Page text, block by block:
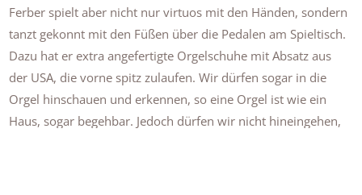
Ferber spielt aber nicht nur virtuos mit den Händen, sondern
tanzt gekonnt mit den Füßen über die Pedalen am Spieltisch.
Dazu hat er extra angefertigte Orgelschuhe mit Absatz aus
der USA, die vorne spitz zulaufen. Wir dürfen sogar in die
Orgel hinschauen und erkennen, so eine Orgel ist wie ein
Haus, sogar begehbar. Jedoch dürfen wir nicht hineingehen,